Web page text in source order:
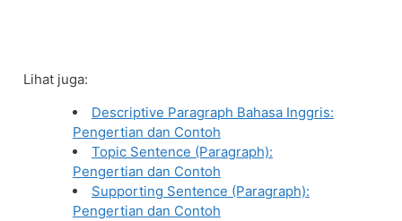
Lihat juga:
Descriptive Paragraph Bahasa Inggris:
Pengertian dan Contoh
Topic Sentence (Paragraph):
Pengertian dan Contoh
Supporting Sentence (Paragraph):
Pengertian dan Contoh